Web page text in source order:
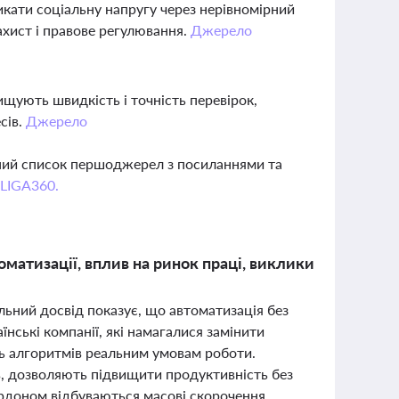
соціальну напругу через нерівномірний
і правове регулювання. Джерело
швидкість і точність перевірок,
Джерело
список першоджерел з посиланнями та
вплив на ринок праці, виклики
досвід показує, що автоматизація без
компанії, які намагалися замінити
алгоритмів реальним умовам роботи.
дозволяють підвищити продуктивність без
відбуваються масові скорочення,